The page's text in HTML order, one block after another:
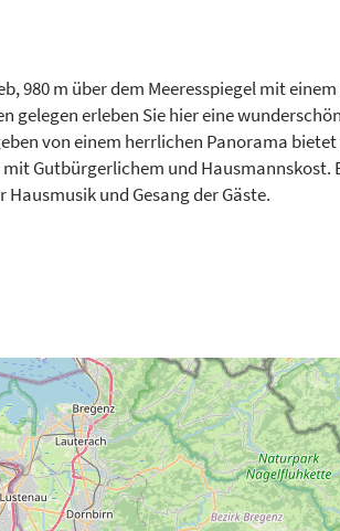
980 m über dem Meeresspiegel mit
gelegen erleben Sie hier eine
von einem herrlichen Panorama bietet
Gutbürgerlichem und Hausmannskost.
und Gesang der Gäste.